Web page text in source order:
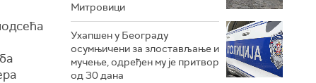
Митровици
Ухапшен у Београду
осумњичени за злостављање и
мучење, одређен му је притвор
од 30 дана